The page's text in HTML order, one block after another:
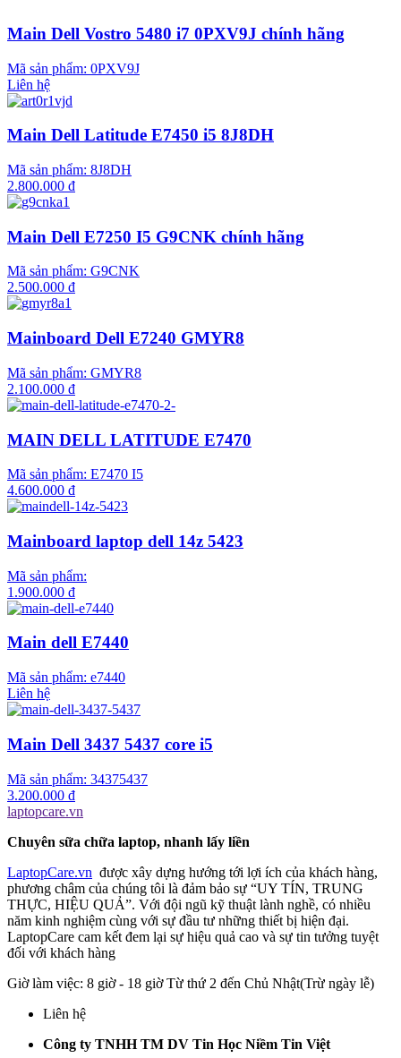
Main Dell Vostro 5480 i7 0PXV9J chính hãng
Mã sản phẩm: 0PXV9J
Liên hệ
Main Dell Latitude E7450 i5 8J8DH
Mã sản phẩm: 8J8DH
2.800.000 đ
Main Dell E7250 I5 G9CNK chính hãng
Mã sản phẩm: G9CNK
2.500.000 đ
Mainboard Dell E7240 GMYR8
Mã sản phẩm: GMYR8
2.100.000 đ
MAIN DELL LATITUDE E7470
Mã sản phẩm: E7470 I5
4.600.000 đ
Mainboard laptop dell 14z 5423
Mã sản phẩm:
1.900.000 đ
Main dell E7440
Mã sản phẩm: e7440
Liên hệ
Main Dell 3437 5437 core i5
Mã sản phẩm: 34375437
3.200.000 đ
laptopcare.vn
Chuyên sữa chữa laptop, nhanh lấy liền
LaptopCare.vn được xây dựng hướng tới lợi ích của khách hàng,
phương châm của chúng tôi là đảm bảo sự “UY TÍN, TRUNG
THỰC, HIỆU QUẢ”. Với đội ngũ kỹ thuật lành nghề, có nhiều
năm kinh nghiệm cùng với sự đầu tư những thiết bị hiện đại.
LaptopCare cam kết đem lại sự hiệu quả cao và sự tin tưởng tuyệt
đối với khách hàng
Giờ làm việc: 8 giờ - 18 giờ Từ thứ 2 đến Chủ Nhật(Trừ ngày lễ)
Liên hệ
Công ty TNHH TM DV Tin Học Niềm Tin Việt